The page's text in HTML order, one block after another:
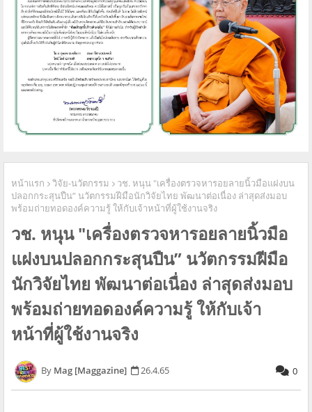
หน้าแรก วิจัย-นวัตกรรม
วช. หนุน "เครื่องตรวจหารอยลายนิ้วมือแฝงบน
ปลอกกระสุนปืน” นวัตกรรมฝีมือนักวิจัยไทย พัฒนาต่อเนื่อง ล่าสุดส่งมอบ
พร้อมถ่ายทอดองค์ความรู้ ให้กับเจ้าหน้าที่ผู้ใช้งานจริง
วช. หนุน "เครื่องตรวจหารอยลายนิ้วมือ
แฝงบนปลอกกระสุนปืน” นวัตกรรมฝีมือ
นักวิจัยไทย พัฒนาต่อเนื่อง ล่าสุดส่งมอบ
พร้อมถ่ายทอดองค์ความรู้ ให้กับเจ้า
หน้าที่ผู้ใช้งานจริง
Mag [Maggazine] 26.4.65 0